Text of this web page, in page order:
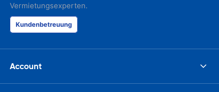
Vermietungsexperten.
Kundenbetreuung
Account